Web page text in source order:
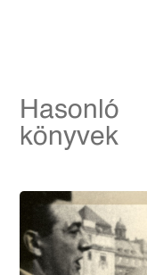
Hasonló
könyvek